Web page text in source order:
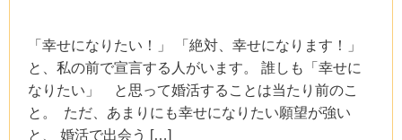
「幸せになりたい！」 「絶対、幸せになります！」
と、私の前で宣言する人がいます。 誰しも「幸せに
なりたい」 と思って婚活することは当たり前のこ
と。 ただ、あまりにも幸せになりたい願望が強い
と、 婚活で出会う […]